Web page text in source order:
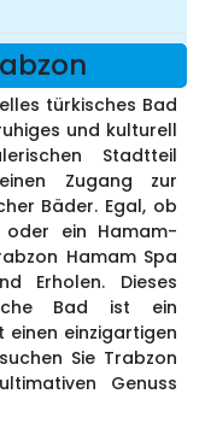
türkisches Bad
und kulturell
Stadtteil
Zugang zur
Bäder. Egal, ob
oder ein Hamam-
Hamam Spa
Erholen. Dieses
Bad ist ein
einzigartigen
Sie Trabzon
Genuss